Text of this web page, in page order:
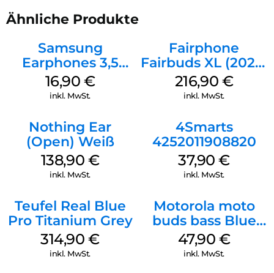
Ähnliche Produkte
Samsung
Earphones 3,5
mm Schwarz
16,90 €
inkl. MwSt.
Fairphone
Fairbuds XL (2025)
Horizon Black
216,90 €
inkl. MwSt.
Nothing Ear
(Open) Weiß
138,90 €
inkl. MwSt.
4Smarts
4252011908820
37,90€
inkl. MwSt.
Teufel Real Blue
Pro Titanium Grey
314,90€
inkl. MwSt.
Motorola moto
buds bass Blue
Jewel
47,90 €
inkl. MwSt.